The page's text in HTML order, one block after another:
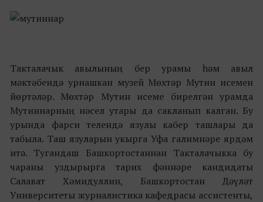
Такталачык авылының бер урамы һәм авыл
мәктәбендә урнашкан музей Мөхтәр Мутин исемен
йөртәләр. Мөхтәр Мутин исеме бирелгән урамда
Мутиннарның нәсел утары да сакланып калган. Бу
урында фарси телендә язулы кабер ташлары да
табыла. Таш язуларын укырга Уфа галимнәре ярдәм
итә. Тугандаш Башкортостаннан Такталачыкка бу
чараны уздырырга тарих фәннәре кандидаты
Салават Хәмидуллин, Башкортостан Дәүләт
Университеты журналистика кафедрасы ассистенты,